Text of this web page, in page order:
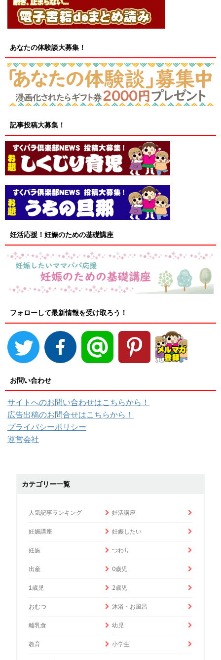
あなたの体験談大募集！
記事投稿大募集！
妊活応援！妊娠のための基礎講座
フォローして最新情報を受け取ろう！
お問い合わせ
サイトへのお問い合わせはこちらから！
広告出稿のお問合せはこちらから！
プライバシーポリシー
運営会社
カテゴリー一覧
人気記事ランキング 妊活講座
妊娠講座 妊娠したい
妊娠 つわり
出産 0歳児
1歳児 2歳児
おむつ 沐浴・お風呂
離乳食 幼児
教育 小学生